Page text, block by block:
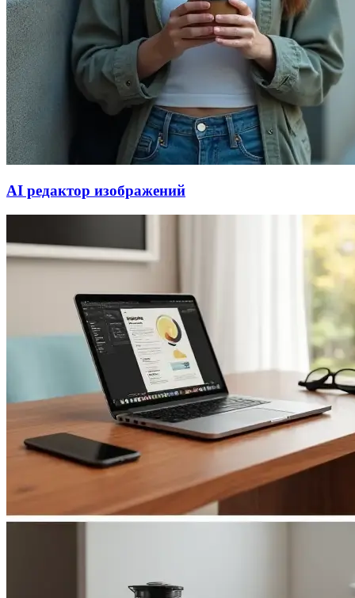
AI редактор изображений